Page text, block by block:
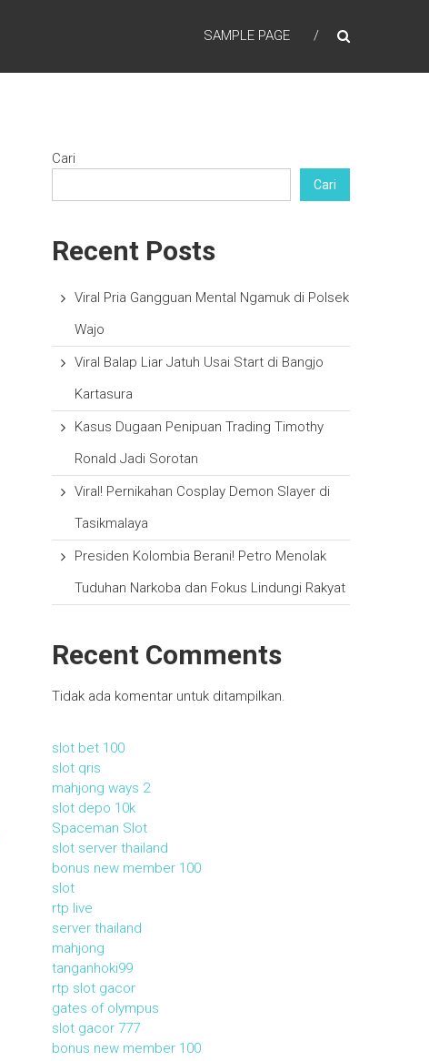
SAMPLE PAGE
Cari
Cari
Recent Posts
Viral Pria Gangguan Mental Ngamuk di Polsek
Wajo
Viral Balap Liar Jatuh Usai Start di Bangjo
Kartasura
Kasus Dugaan Penipuan Trading Timothy
Ronald Jadi Sorotan
Viral! Pernikahan Cosplay Demon Slayer di
Tasikmalaya
Presiden Kolombia Berani! Petro Menolak
Tuduhan Narkoba dan Fokus Lindungi Rakyat
Recent Comments
Tidak ada komentar untuk ditampilkan.
slot bet 100
slot qris
mahjong ways 2
slot depo 10k
Spaceman Slot
slot server thailand
bonus new member 100
slot
rtp live
server thailand
mahjong
tanganhoki99
rtp slot gacor
gates of olympus
slot gacor 777
bonus new member 100